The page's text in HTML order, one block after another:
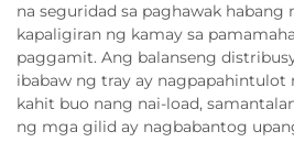
na seguridad sa paghawak habang
kapaligiran ng kamay sa
paggamit. Ang balanseng
ibabaw ng tray ay nagpapahintulot
kahit buo nang nai-load,
ng mga gilid ay nagbabantog